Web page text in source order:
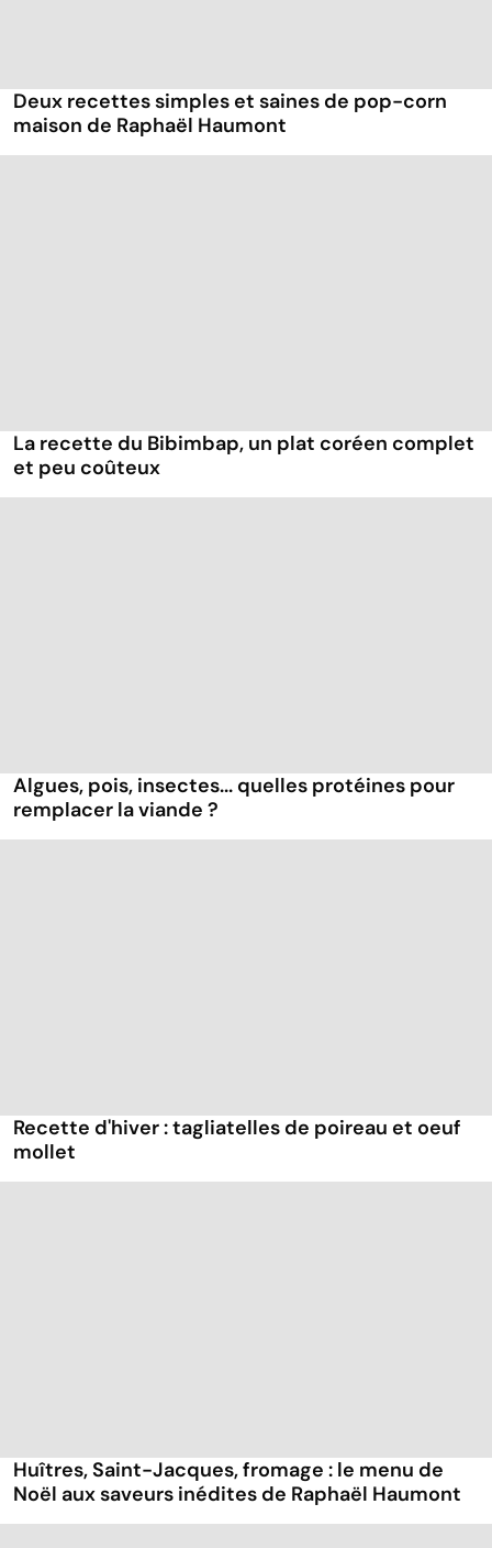
Deux recettes simples et saines de pop-corn
maison de Raphaël Haumont
La recette du Bibimbap, un plat coréen complet
et peu coûteux
Algues, pois, insectes... quelles protéines pour
remplacer la viande ?
Recette d'hiver : tagliatelles de poireau et oeuf
mollet
Huîtres, Saint-Jacques, fromage : le menu de
Noël aux saveurs inédites de Raphaël Haumont